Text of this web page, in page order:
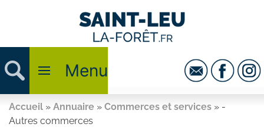
Menu
Accueil » Annuaire » Commerces et services » -
Autres commerces